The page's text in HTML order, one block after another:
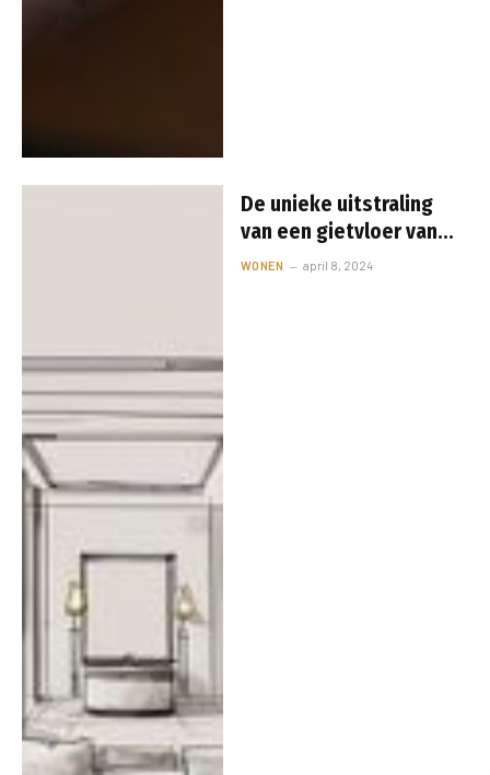
De unieke uitstraling
van een gietvloer van
lavasteen: elegantie en
WONEN april 8, 2024